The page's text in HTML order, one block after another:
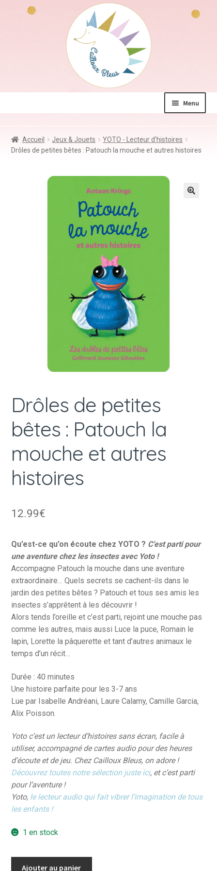
Menu
Jeux & Jouets
Coin des mamans
Accueil Jeux & Jouets
YOTO - Lecteur d'histoires
Drôles de petites bêtes : Patouch la mouche et autres histoires
Drôles de petites
bêtes : Patouch la
mouche et autres
histoires
12.99€
Qu’est-ce qu’on écoute chez YOTO ? C’est parti pour
une aventure chez les insectes avec Yoto !
Accompagne Patouch la mouche dans une aventure
extraordinaire… Quels secrets se cachent-ils dans le
jardin des petites bêtes ? Patouch et tous ses amis les
insectes s’apprêtent à les découvrir !
Alors tends l’oreille et c’est parti, rejoint une mouche pas
comme les autres, mais aussi Luce la puce, Romain le
lapin, Lorette la pâquerette et tant d’autres animaux le
temps d’un récit…
Durée : 40 minutes
Une histoire parfaite pour les 3-7 ans
Lue par Isabelle Andréani, Laure Calamy, Camille Garcia,
Alix Poisson.
Yoto c’est un lecteur d’histoires sans écran, facile à
utiliser, accompagné de cartes audio pour des heures
d’écoute et de jeu. Chez Cailloux Bleus, on adore !
Découvrez toutes notre sélection juste ici, et c’est parti
pour l’aventure !
Yoto,le lecteur audio qui fait vibrer l’imagination de tous
les enfants !
1 en stock
Ajouter au panier